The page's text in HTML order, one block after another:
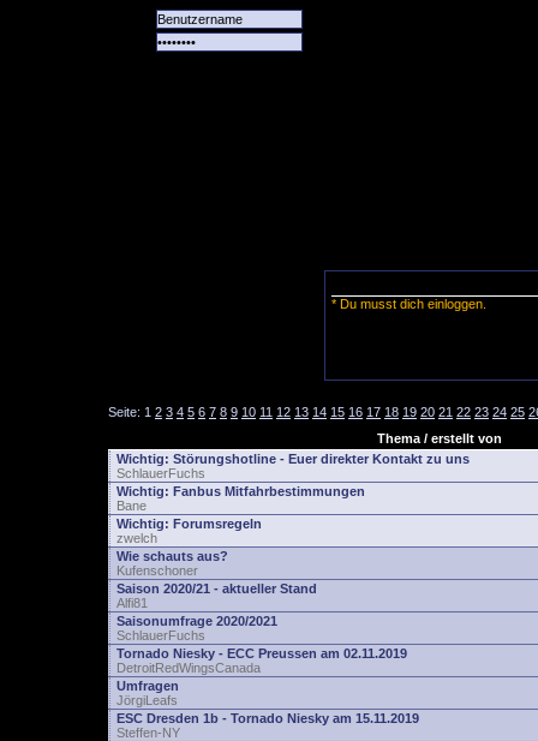
* Du musst dich einloggen.
Seite: 1 2 3 4 5 6 7 8 9 10 11 12 13 14 15 16 17 18 19 20 21 22 23 24 25
Thema / erstellt von
Wichtig: Störungshotline - Euer direkter Kontakt zu uns
SchlauerFuchs
Wichtig: Fanbus Mitfahrbestimmungen
Bane
Wichtig: Forumsregeln
zwelch
Wie schauts aus?
Kufenschoner
Saison 2020/21 - aktueller Stand
Alfi81
Saisonumfrage 2020/2021
SchlauerFuchs
Tornado Niesky - ECC Preussen am 02.11.2019
DetroitRedWingsCanada
Umfragen
JörgiLeafs
ESC Dresden 1b - Tornado Niesky am 15.11.2019
Steffen-NY